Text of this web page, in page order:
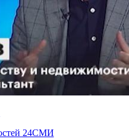
24СМИ